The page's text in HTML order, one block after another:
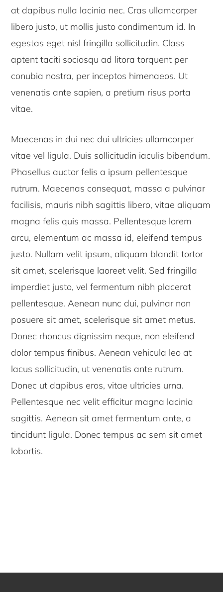
at dapibus nulla lacinia nec. Cras ullamcorper
libero justo, ut mollis justo condimentum id. In
egestas eget nisl fringilla sollicitudin. Class
aptent taciti sociosqu ad litora torquent per
conubia nostra, per inceptos himenaeos. Ut
venenatis ante sapien, a pretium risus porta
vitae.
Maecenas in dui nec dui ultricies ullamcorper
vitae vel ligula. Duis sollicitudin iaculis bibendum.
Phasellus auctor felis a ipsum pellentesque
rutrum. Maecenas consequat, massa a pulvinar
facilisis, mauris nibh sagittis libero, vitae aliquam
magna felis quis massa. Pellentesque lorem
arcu, elementum ac massa id, eleifend tempus
justo. Nullam velit ipsum, aliquam blandit tortor
sit amet, scelerisque laoreet velit. Sed fringilla
imperdiet justo, vel fermentum nibh placerat
pellentesque. Aenean nunc dui, pulvinar non
posuere sit amet, scelerisque sit amet metus.
Donec rhoncus dignissim neque, non eleifend
dolor tempus finibus. Aenean vehicula leo at
lacus sollicitudin, ut venenatis ante rutrum.
Donec ut dapibus eros, vitae ultricies urna.
Pellentesque nec velit efficitur magna lacinia
sagittis. Aenean sit amet fermentum ante, a
tincidunt ligula. Donec tempus ac sem sit amet
lobortis.